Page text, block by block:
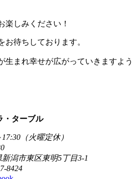
楽しみください！
お待ちしております。
生まれ幸せが広がっていきますよう
・ターブル
（火曜定休）
新潟市東区東明5丁目3-1
8424